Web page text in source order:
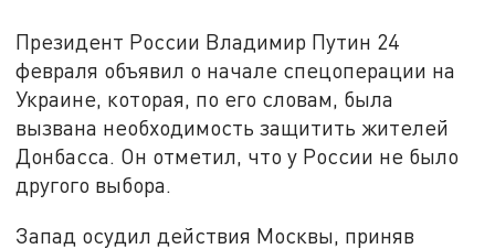
Президент России Владимир Путин 24
февраля объявил о начале спецоперации на
Украине, которая, по его словам, была
вызвана необходимость защитить жителей
Донбасса. Он отметил, что у России не было
другого выбора.
Запад осудил действия Москвы, приняв